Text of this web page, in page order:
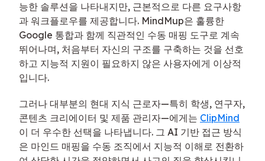
능한 솔루션을 나타내지만, 근본적으로 다른 요구사항
과 워크플로우를 제공합니다. MindMup은 훌륭한
Google 통합과 함께 직관적인 수동 매핑 도구로 계속
뛰어나며, 처음부터 자신의 구조를 구축하는 것을 선호
하고 지능적 지원이 필요하지 않은 사용자에게 이상적
입니다.
그러나 대부분의 현대 지식 근로자—특히 학생, 연구자,
콘텐츠 크리에이터 및 제품 관리자—에게는 ClipMind
이 더 우수한 선택을 나타냅니다. 그 AI 기반 접근 방식
은 마인드 매핑을 수동 조직에서 지능적 이해로 전환하